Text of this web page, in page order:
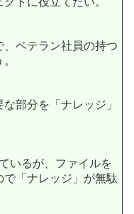
ベテラン社員の持つ
部分を「ナレッジ」
いるが、ファイルを
「ナレッジ」が無駄